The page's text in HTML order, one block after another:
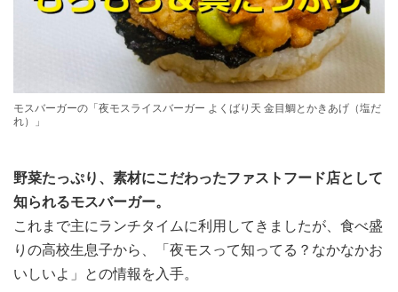
モスバーガーの「夜モスライスバーガー よくばり天 金目鯛とかきあげ（塩だ
れ）」
野菜たっぷり、素材にこだわったファストフード店として
知られるモスバーガー。
これまで主にランチタイムに利用してきましたが、食べ盛
りの高校生息子から、「夜モスって知ってる？なかなかお
いしいよ」との情報を入手。